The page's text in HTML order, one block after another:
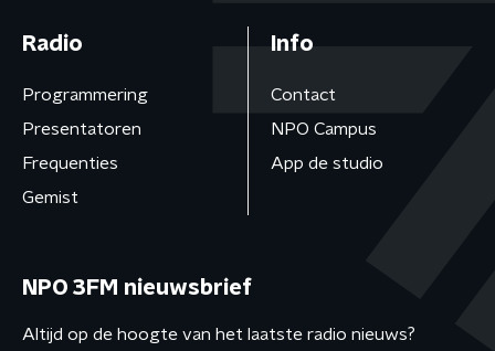
Radio
Programmering
Presentatoren
Frequenties
Gemist
Info
Contact
NPO Campus
App de studio
NPO 3FM nieuwsbrief
Altijd op de hoogte van het laatste radio nieuws?